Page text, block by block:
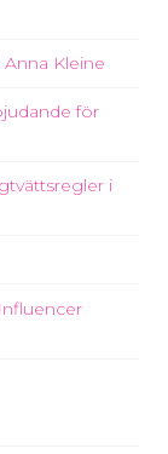
Kleine
för
i